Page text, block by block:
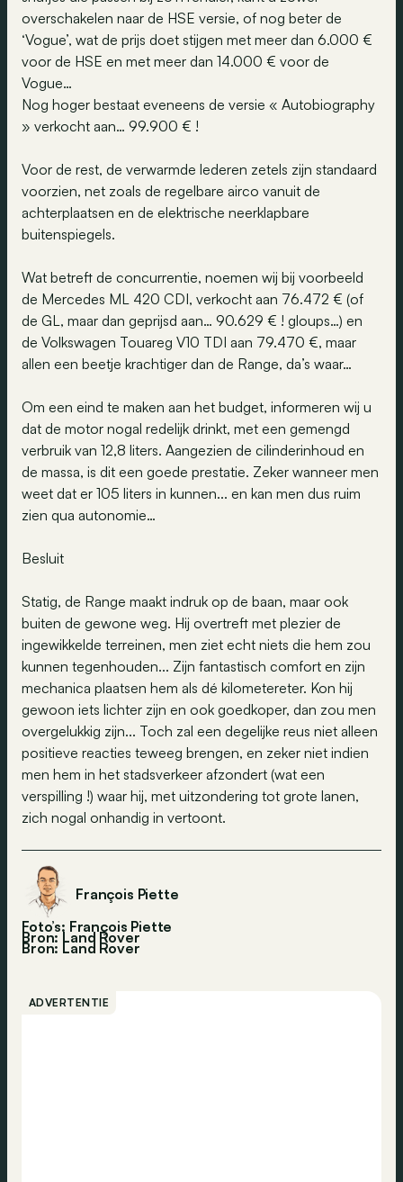
overschakelen naar de HSE versie, of nog beter de
‘Vogue’, wat de prijs doet stijgen met meer dan 6.000 €
voor de HSE en met meer dan 14.000 € voor de
Vogue…
Nog hoger bestaat eveneens de versie « Autobiography
» verkocht aan… 99.900 € !
Voor de rest, de verwarmde lederen zetels zijn standaard
voorzien, net zoals de regelbare airco vanuit de
achterplaatsen en de elektrische neerklapbare
buitenspiegels.
Wat betreft de concurrentie, noemen wij bij voorbeeld
de Mercedes ML 420 CDI, verkocht aan 76.472 € (of
de GL, maar dan geprijsd aan… 90.629 € ! gloups…) en
de Volkswagen Touareg V10 TDI aan 79.470 €, maar
allen een beetje krachtiger dan de Range, da’s waar…
Om een eind te maken aan het budget, informeren wij u
dat de motor nogal redelijk drinkt, met een gemengd
verbruik van 12,8 liters. Aangezien de cilinderinhoud en
de massa, is dit een goede prestatie. Zeker wanneer men
weet dat er 105 liters in kunnen... en kan men dus ruim
zien qua autonomie…
Besluit
Statig, de Range maakt indruk op de baan, maar ook
buiten de gewone weg. Hij overtreft met plezier de
ingewikkelde terreinen, men ziet echt niets die hem zou
kunnen tegenhouden... Zijn fantastisch comfort en zijn
mechanica plaatsen hem als dé kilometereter. Kon hij
gewoon iets lichter zijn en ook goedkoper, dan zou men
overgelukkig zijn... Toch zal een degelijke reus niet alleen
positieve reacties teweeg brengen, en zeker niet indien
men hem in het stadsverkeer afzondert (wat een
verspilling !) waar hij, met uitzondering tot grote lanen,
zich nogal onhandig in vertoont.
François Piette
Foto’s: François Piette
Bron: Land Rover
Bron: Land Rover
ADVERTENTIE